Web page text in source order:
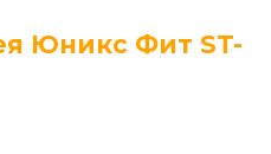
Юникс Фит ST-